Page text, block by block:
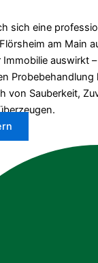
sich eine
am Main
auswirkt
Probebehandlung
von Sauberkeit,